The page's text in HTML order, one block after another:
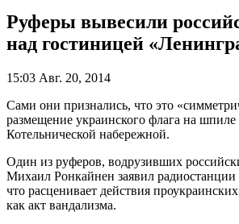
Руферы вывесили
над гостиницей
15:03 Авг. 20, 2014
Сами они признались, что это
размещение украинского флага на
Котельнической набережной.
Один из руферов, водрузивших
Михаил Ронкайнен заявил
что расценивает действия
как акт вандализма.